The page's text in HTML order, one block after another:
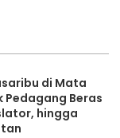
di Mata
Pedagang Beras
hingga